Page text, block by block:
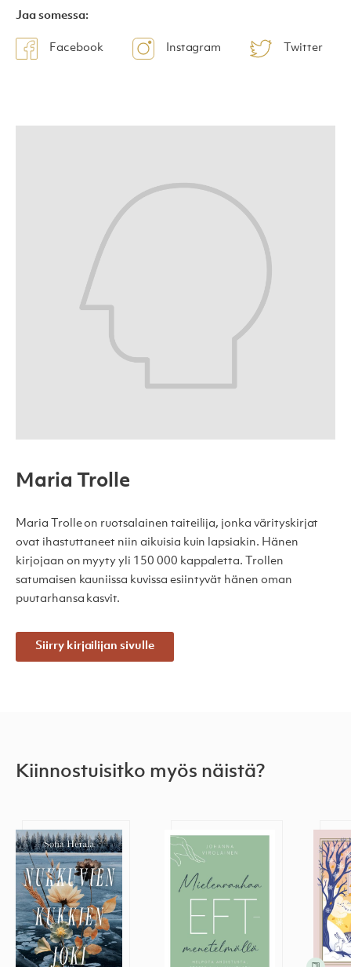
Jaa somessa:
Facebook Instagram Twitter
Maria Trolle
Maria Trolle on ruotsalainen taiteilija, jonka värityskirjat
ovat ihastuttaneet niin aikuisia kuin lapsiakin. Hänen
kirjojaan on myyty yli 150 000 kappaletta. Trollen
satumaisen kauniissa kuvissa esiintyvät hänen oman
puutarhansa kasvit.
Siirry kirjailijan sivulle
Kiinnostuisitko myös näistä?
Nukkuvien kukkien joki Mielenrauhaa EFT-